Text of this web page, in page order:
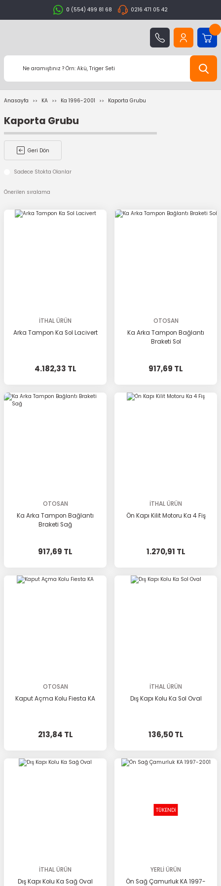
0 (554) 499 81 68 0216 471 05 42
Anasayfa KA Ka 1996-2001 Kaporta Grubu
Kaporta Grubu
Geri Dön
Sadece Stokta Olanlar
İTHAL ÜRÜN
Arka Tampon Ka Sol Lacivert
4.182,33 TL
OTOSAN
Ka Arka Tampon Bağlantı
Braketi Sol
917,69 TL
OTOSAN
Ka Arka Tampon Bağlantı
Braketi Sağ
917,69 TL
İTHAL ÜRÜN
Ön Kapı Kilit Motoru Ka 4 Fiş
1.270,91 TL
OTOSAN
Kaput Açma Kolu Fiesta KA
213,84 TL
İTHAL ÜRÜN
Dış Kapı Kolu Ka Sol Oval
136,50 TL
İTHAL ÜRÜN
Dış Kapı Kolu Ka Sağ Oval
TÜKENDİ
YERLİ ÜRÜN
Ön Sağ Çamurluk KA 1997-